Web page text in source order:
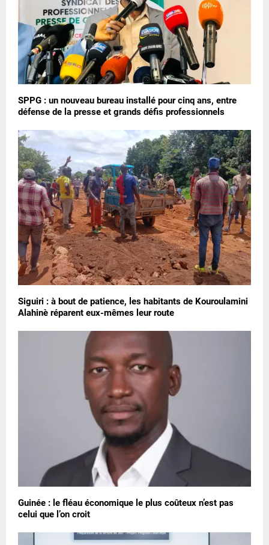
SPPG : un nouveau bureau installé pour cinq ans, entre
défense de la presse et grands défis professionnels
Siguiri : à bout de patience, les habitants de Kouroulamini
Alahinè réparent eux-mêmes leur route
Guinée : le fléau économique le plus coûteux n’est pas
celui que l’on croit